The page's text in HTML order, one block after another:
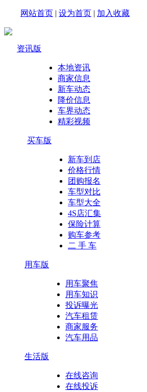
网站首页 | 设为首页 | 加入收藏
资讯版
本地资讯
商家信息
新车动态
降价信息
车界动态
精彩视频
买车版
新车到店
价格行情
团购报名
车型对比
车型大全
4S店汇集
保险计算
购车参考
二 手 车
用车版
用车聚焦
用车知识
投诉曝光
汽车租赁
商家服务
汽车用品
生活版
在线咨询
在线投诉